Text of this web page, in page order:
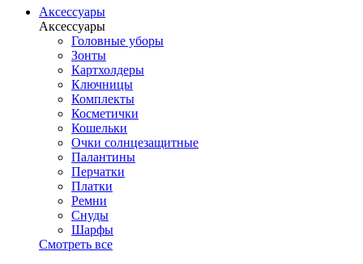
Аксессуары
Аксессуары
Головные уборы
Зонты
Картхолдеры
Ключницы
Комплекты
Косметички
Кошельки
Очки солнцезащитные
Палантины
Перчатки
Платки
Ремни
Снуды
Шарфы
Смотреть все